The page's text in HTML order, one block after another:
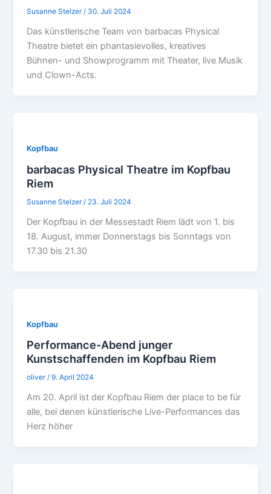
Susanne Stelzer/ 30. Juli 2024
Das künstlerische Team von barbacas Physical
Theatre bietet ein phantasievolles, kreatives
Bühnen- und Showprogramm mit Theater, live Musik
und Clown-Acts.
Kopfbau
barbacas Physical Theatre im Kopfbau
Riem
Susanne Stelzer/ 23. Juli 2024
Der Kopfbau in der Messestadt Riem lädt von 1. bis
18. August, immer Donnerstags bis Sonntags von
17.30 bis 21.30
Kopfbau
Performance-Abend junger
Kunstschaffenden im Kopfbau Riem
oliver/9. April 2024
Am 20. April ist der Kopfbau Riem der place to be für
alle, bei denen künstlerische Live-Performances das
Herz höher